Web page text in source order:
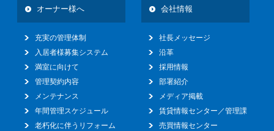
オーナー様へ
充実の管理体制
入居者様募集システム
満室に向けて
管理契約内容
メンテナンス
年間管理スケジュール
老朽化に伴うリフォーム
会社情報
社長メッセージ
沿革
採用情報
部署紹介
メディア掲載
賃貸情報センター／管理課
売買情報センター